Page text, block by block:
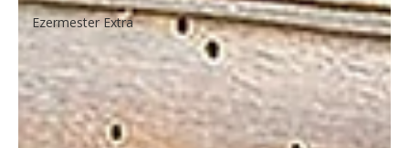
Ezermester Extra